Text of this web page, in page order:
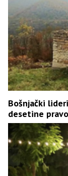
Bošnjački
desetine